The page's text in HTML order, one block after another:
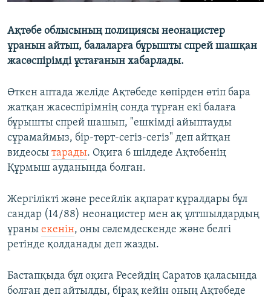
Ақтөбе облысының полициясы неонацистер
ұранын айтып, балаларға бұрышты спрей шашқан
жасөспірімді ұстағанын хабарлады.
Өткен аптада желіде Ақтөбеде көпірден өтіп бара
жатқан жасөспірімнің сонда тұрған екі балаға
бұрышты спрей шашып, "ешкімді айыптауды
сұрамаймыз, бір-төрт-сегіз-сегіз" деп айтқан
видеосы тарады. Оқиға 6 шілдеде Ақтөбенің
Құрмыш ауданында болған.
Жергілікті және ресейлік ақпарат құралдары бұл
сандар (14/88) неонацистер мен ақ ұлтшылдардың
ұраны екенін, оны сәлемдескенде және белгі
ретінде қолданады деп жазды.
Бастапқыда бұл оқиға Ресейдің Саратов қаласында
болған деп айтылды, бірақ кейін оның Ақтөбеде